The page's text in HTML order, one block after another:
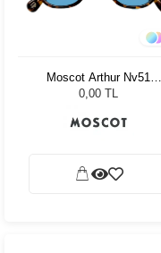
Moscot Arthur Nv51
Tortoise Celebrity Blue
0,00 TL